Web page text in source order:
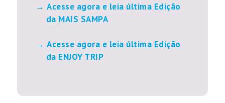
Acesse agora e leia última Edição
da MAIS SAMPA
Acesse agora e leia última Edição
da ENJOY TRIP